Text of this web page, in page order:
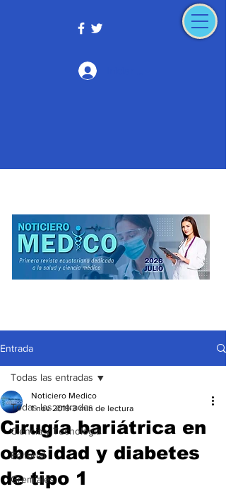
Entrada
Todas las entradas
Ciencia y Tecnología
Editorial
Gremiales
Todas las entradas
Cirugía bariátrica en
obesidad y diabetes
de tipo 1
Noticiero Medico
1 nov 2019 3 min de lectura